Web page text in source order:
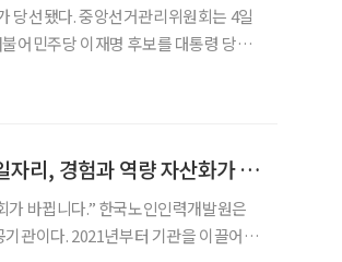
당선됐다. 중앙선거관리위원회는 4일
어민주당 이재명 후보를 대통령 당선
김미곤 한국노인인력개발원 원장 “노인 일자리, 경험과 역량 자산화가 핵심”
바뀝니다.” 한국노인인력개발원은
관이다. 2021년부터 기관을 이끌어온